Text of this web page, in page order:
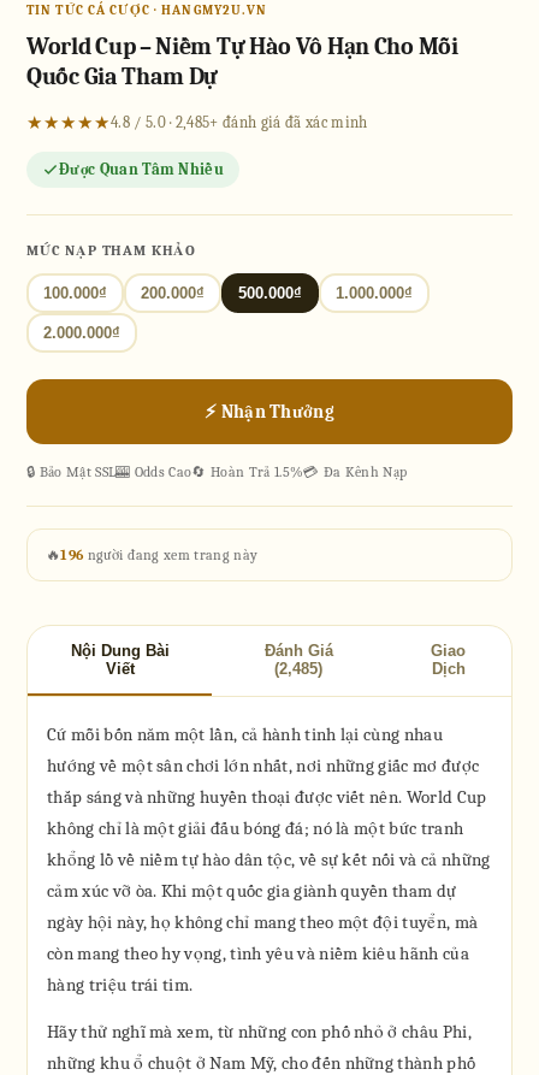
TIN TỨC CÁ CƯỢC · HANGMY2U.VN
World Cup – Niềm Tự Hào Vô Hạn Cho Mỗi
Quốc Gia Tham Dự
★★★★★4.8 / 5.0 · 2,485+ đánh giá đã xác minh
Được Quan Tâm Nhiều
MỨC NẠP THAM KHẢO
100.000₫ 200.000₫ 500.000₫ 1.000.000₫
2.000.000₫
⚡ Nhận Thưởng
🔒 Bảo Mật SSL🎰 Odds Cao🔄 Hoàn Trả 1.5%💳 Đa Kênh Nạp
🔥196 người đang xem trang này
Nội Dung Bài
Viết
Đánh Giá
(2,485)
Giao
Dịch
Cứ mỗi bốn năm một lần, cả hành tinh lại cùng nhau
hướng về một sân chơi lớn nhất, nơi những giấc mơ được
thắp sáng và những huyền thoại được viết nên. World Cup
không chỉ là một giải đấu bóng đá; nó là một bức tranh
khổng lồ về niềm tự hào dân tộc, về sự kết nối và cả những
cảm xúc vỡ òa. Khi một quốc gia giành quyền tham dự
ngày hội này, họ không chỉ mang theo một đội tuyển, mà
còn mang theo hy vọng, tình yêu và niềm kiêu hãnh của
hàng triệu trái tim.
Hãy thử nghĩ mà xem, từ những con phố nhỏ ở châu Phi,
những khu ổ chuột ở Nam Mỹ, cho đến những thành phố